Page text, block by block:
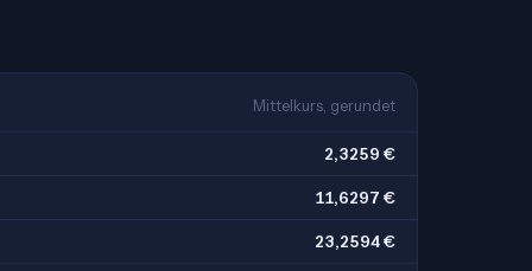
Mittelkurs, gerundet
2,3259 €
11,6297 €
23,2594 €